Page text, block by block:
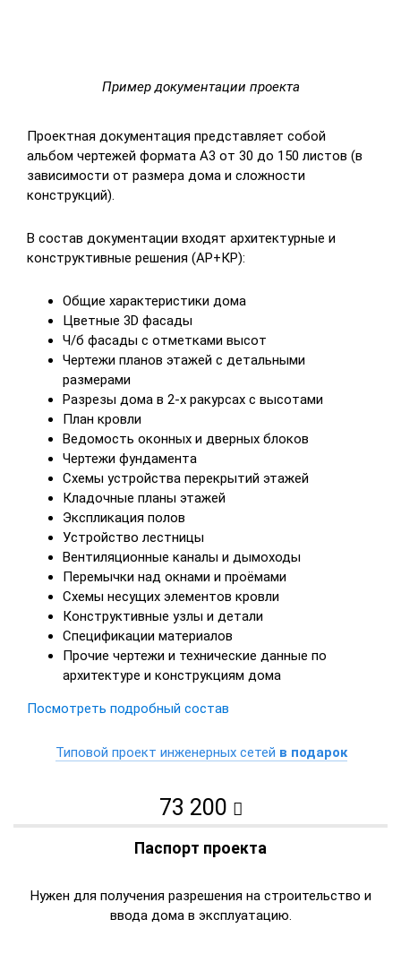
Пример документации проекта
Проектная документация представляет собой
альбом чертежей формата А3 от 30 до 150 листов (в
зависимости от размера дома и сложности
конструкций).
В состав документации входят архитектурные и
конструктивные решения (АР+КР):
Общие характеристики дома
Цветные 3D фасады
Ч/б фасады с отметками высот
Чертежи планов этажей с детальными
размерами
Разрезы дома в 2-х ракурсах с высотами
План кровли
Ведомость оконных и дверных блоков
Чертежи фундамента
Схемы устройства перекрытий этажей
Кладочные планы этажей
Экспликация полов
Устройство лестницы
Вентиляционные каналы и дымоходы
Перемычки над окнами и проёмами
Схемы несущих элементов кровли
Конструктивные узлы и детали
Спецификации материалов
Прочие чертежи и технические данные по
архитектуре и конструкциям дома
Посмотреть подробный состав
Типовой проект инженерных сетей в подарок
73 200
Паспорт проекта
Нужен для получения разрешения на строительство и
ввода дома в эксплуатацию.